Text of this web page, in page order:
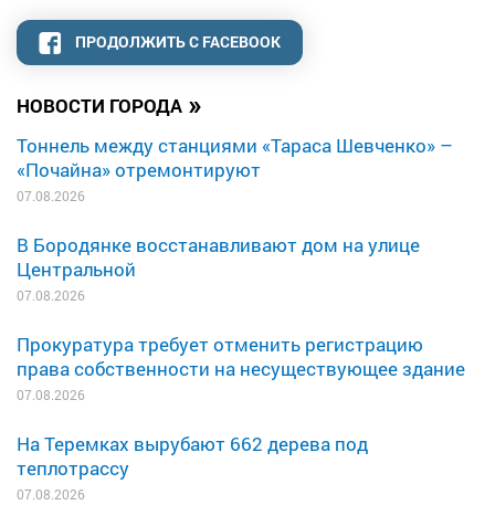
НОВОСТИ ГОРОДА »
Тоннель между станциями «Тараса Шевченко» –
«Почайна» отремонтируют
07.08.2026
В Бородянке восстанавливают дом на улице
Центральной
07.08.2026
Прокуратура требует отменить регистрацию
права собственности на несуществующее здание
07.08.2026
На Теремках вырубают 662 дерева под
теплотрассу
07.08.2026
ПРОДОЛЖИТЬ С FACEBOOK